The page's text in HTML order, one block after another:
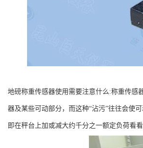
地磅称重传感器使用需要注意什么:称重传感
器及某些可动部分，而这种“沾污”往往会使
即在秤台上加或减大约千分之一额定负荷看